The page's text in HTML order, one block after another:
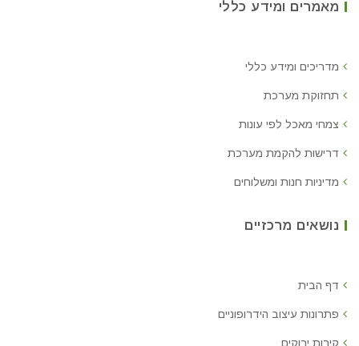
מאמרים ומידע כללי
מדריכים ומידע כללי
תחזוקת מערכת
צמחי מאכל לפי עונות
דרישות להקמת מערכת
מדיניות חנות ומשלוחים
נושאים מרכזיים
דף הבית
פתרונות עיצוב הידרופוניים
קירות ירוקים